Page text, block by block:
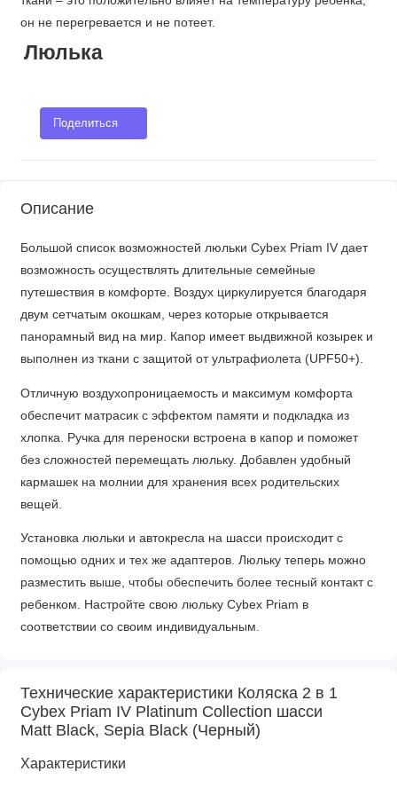
он не перегревается и не потеет.
Люлька
Поделиться
Описание
Большой список возможностей люльки Cybex Priam IV дает
возможность осуществлять длительные семейные
путешествия в комфорте. Воздух циркулируется благодаря
двум сетчатым окошкам, через которые открывается
панорамный вид на мир. Капор имеет выдвижной козырек и
выполнен из ткани с защитой от ультрафиолета (UPF50+).
Отличную воздухопроницаемость и максимум комфорта
обеспечит матрасик с эффектом памяти и подкладка из
хлопка. Ручка для переноски встроена в капор и поможет
без сложностей перемещать люльку. Добавлен удобный
кармашек на молнии для хранения всех родительских
вещей.
Установка люльки и автокресла на шасси происходит с
помощью одних и тех же адаптеров. Люльку теперь можно
разместить выше, чтобы обеспечить более тесный контакт с
ребенком. Настройте свою люльку Cybex Priam в
соответствии со своим индивидуальным.
Одна рука — это все, что вам нужно, чтобы откинуть
сиденье Priam в горизонтальное положение или сложить
остается свободной, чтобы держать вашего малыша.
Технические характеристики Коляска 2 в 1
Cybex Priam IV Platinum Collection шасси
Matt Black, Sepia Black (Черный)
Характеристики